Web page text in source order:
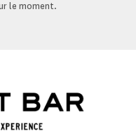
le moment.